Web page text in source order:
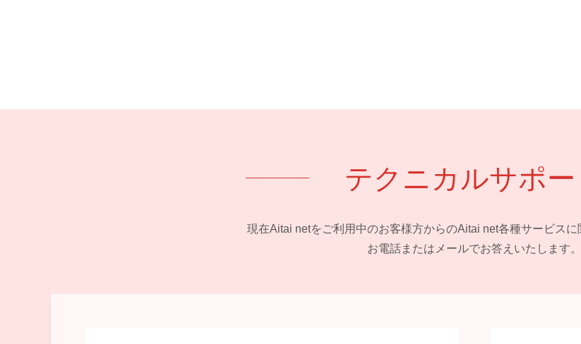
テクニカルサポー
現在Aitai netをご利用中のお客様方からのAitai net各種サービスに
お電話またはメールでお答えいたします。